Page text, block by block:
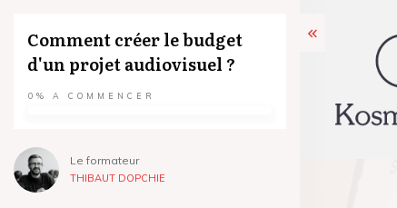
Comment créer le budget
d'un projet audiovisuel ?
0% A COMMENCER
Le formateur
THIBAUT DOPCHIE